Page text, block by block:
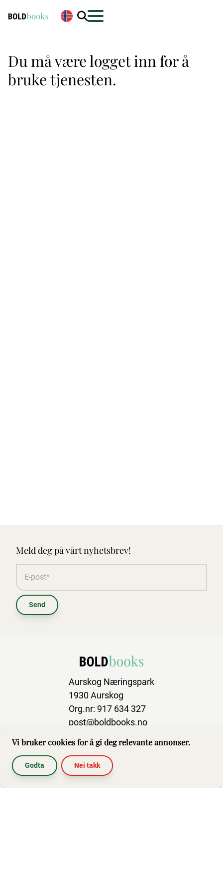
Du må være logget inn for å
bruke tjenesten.
Meld deg på vårt nyhetsbrev!
Send
Vi bruker cookies for å gi deg relevante annonser.
Godta Nei takk
Aurskog Næringspark
1930 Aurskog
Org.nr: 917 634 327
post@boldbooks.no